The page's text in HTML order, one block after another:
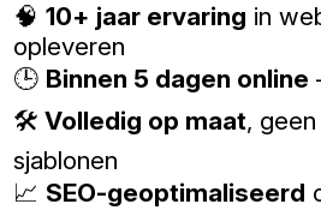
🧠10+ jaar ervaring in
opleveren
🕒 Binnen 5 dagen online
🛠️Volledig op maat,
sjablonen
📈 SEO-geoptimaliseerd